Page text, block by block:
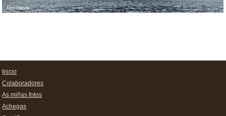
Inicio
Colaboradores
As miñas fotos
Achegas